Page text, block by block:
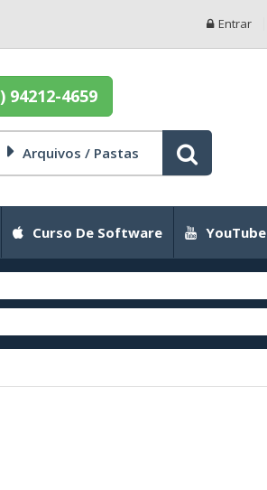
Entrar
4659
Arquivos / Pastas
Curso De Software YouTube